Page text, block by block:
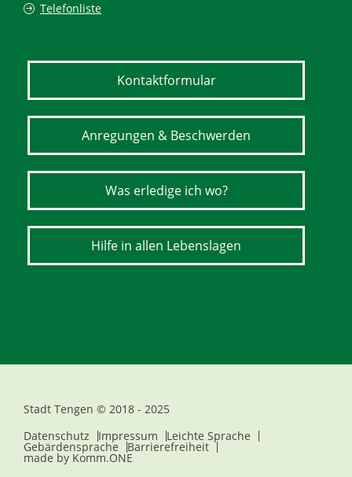
Telefonliste
Kontaktformular
Anregungen & Beschwerden
Was erledige ich wo?
Hilfe in allen Lebenslagen
Stadt Tengen © 2018 - 2025
Datenschutz
Impressum Leichte Sprache
Gebärdensprache Barrierefreiheit
made by Komm.ONE